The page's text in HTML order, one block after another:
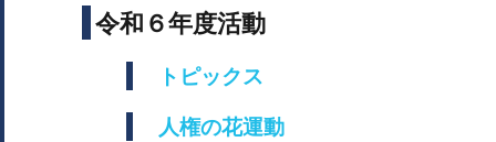
令和６年度活動
トピックス
人権の花運動